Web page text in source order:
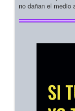
no dañan el medio